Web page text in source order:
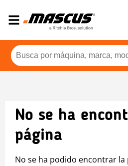
No se ha
página
No se ha podido encontrar la